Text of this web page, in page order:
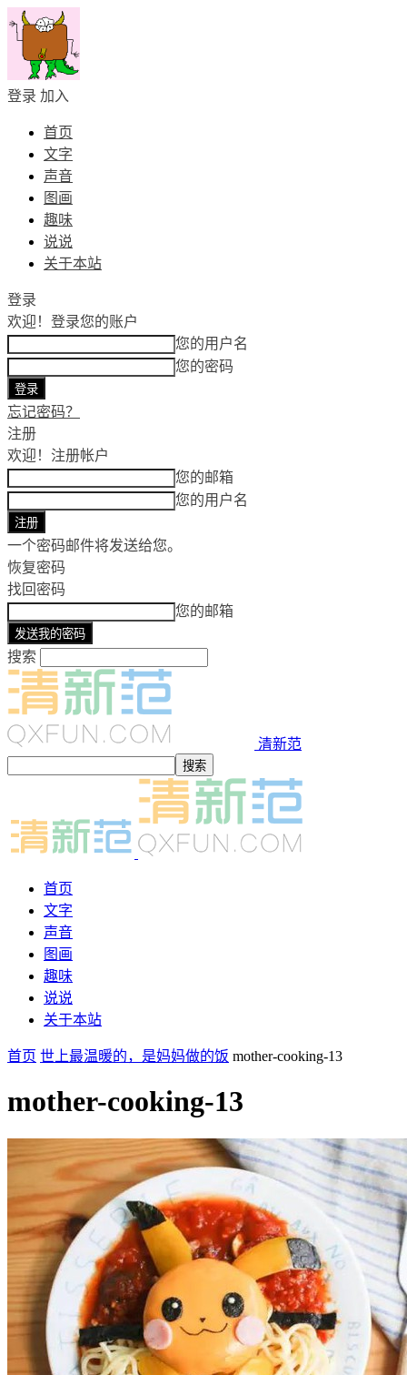
登录 加入
首页
文字
声音
图画
趣味
说说
关于本站
登录
欢迎！ 登录您的账户
您的用户名
您的密码
忘记密码？
注册
欢迎！ 注册帐户
您的邮箱
您的用户名
一个密码邮件将发送给您。
恢复密码
找回密码
您的邮箱
搜索
清新范
首页
文字
声音
图画
趣味
说说
关于本站
首页 世上最温暖的，是妈妈做的饭 mother-cooking-13
mother-cooking-13